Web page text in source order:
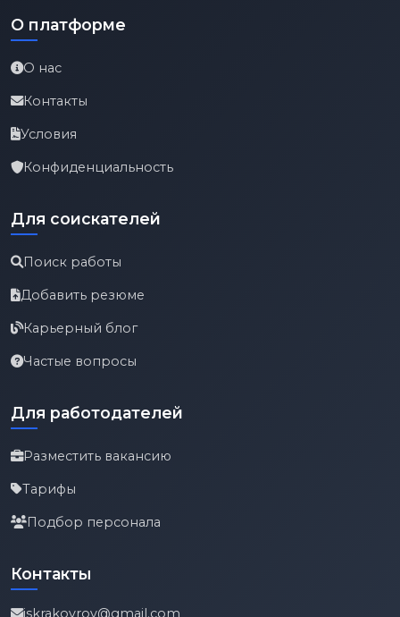
О платформе
О нас
Контакты
Условия
Конфиденциальность
Для соискателей
Поиск работы
Добавить резюме
Карьерный блог
Частые вопросы
Для работодателей
Разместить вакансию
Тарифы
Подбор персонала
Контакты
iskrakovrov@gmail.com